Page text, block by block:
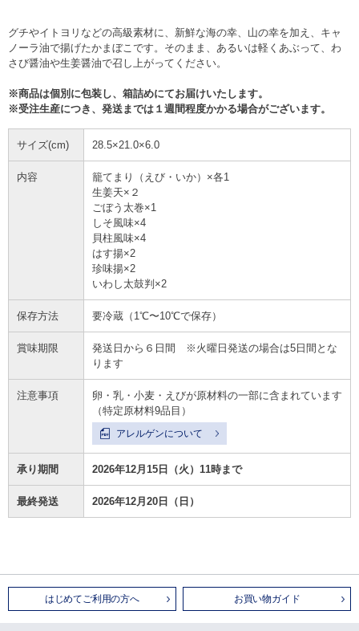
グチやイトヨリなどの高級素材に、新鮮な海の幸、山の幸を加え、キャ
ノーラ油で揚げたかまぼこです。そのまま、あるいは軽くあぶって、わ
さび醤油や生姜醤油で召し上がってください。
※商品は個別に包装し、箱詰めにてお届けいたします。
※受注生産につき、発送までは１週間程度かかる場合がございます。
サイズ(cm) 28.5×21.0×6.0
内容
籠てまり（えび・いか）×各1
生姜天×２
ごぼう太巻×1
しそ風味×4
貝柱風味×4
はす揚×2
珍味揚×2
いわし太鼓判×2
保存方法 要冷蔵（1℃〜10℃で保存）
賞味期限
発送日から６日間 ※火曜日発送の場合は5日間とな
ります
注意事項
卵・乳・小麦・えびが原材料の一部に含まれています
（特定原材料9品目）
アレルゲンについて
承り期間 2026年12月15日（火）11時まで
最終発送 2026年12月20日（日）
はじめてご利用の方へ お買い物ガイド